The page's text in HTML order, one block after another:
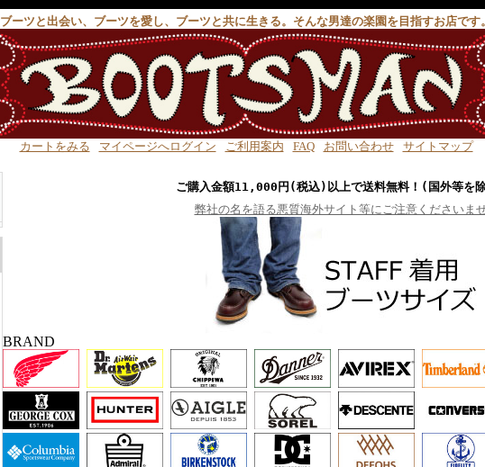
ブーツと出会い、ブーツを愛し、ブーツと共に生きる。そんな男達の楽園を目指すお店です。
カートをみる マイページへログイン ご利用案内 FAQ お問い合わせ サイトマップ
ご購入金額11,000円(税込)以上で送料無料！(国外等を
弊社の名を語る悪質海外サイト等にご注意くださいま
BRAND